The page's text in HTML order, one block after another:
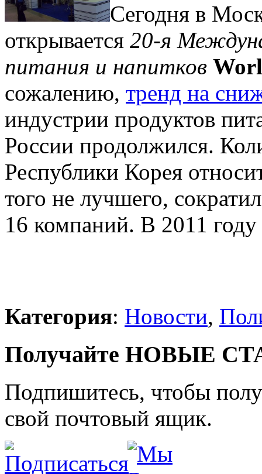
Сегодня в
открывается 20-я
питания и напитков
сожалению, тренд на
индустрии продуктов
России продолжился.
Республики Корея
того не лучшего,
16 компаний. В 2011 году
Категория: Новости,
Получайте НОВЫЕ
Подпишитесь, чтобы
свой почтовый ящик.